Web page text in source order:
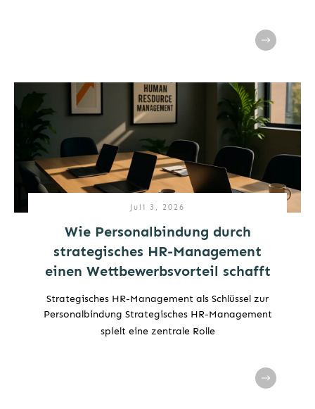
Juli 3, 2026
Wie Personalbindung durch
strategisches HR-Management
einen Wettbewerbsvorteil schafft
Strategisches HR-Management als Schlüssel zur
Personalbindung Strategisches HR-Management
spielt eine zentrale Rolle